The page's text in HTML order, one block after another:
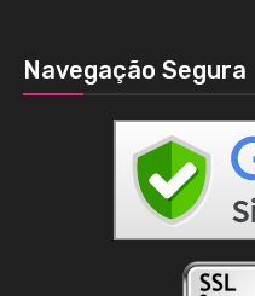
Navegação Segura